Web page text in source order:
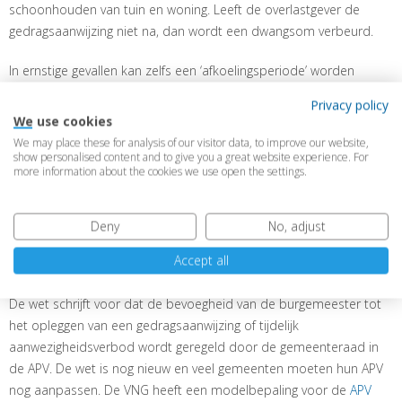
schoonhouden van tuin en woning. Leeft de overlastgever de
gedragsaanwijzing niet na, dan wordt een dwangsom verbeurd.
In ernstige gevallen kan zelfs een ‘afkoelingsperiode’ worden
kan de burgemeester zelf maatregelen treffen om de overlast
definitief te stoppen op kosten van de overlastgever. Bij ernstige
overlast door ‘Airbnb-verhuur' kan zo ook de verhurende
pandeigenaar of illegale verhuurder worden aangepakt. De
burgemeester toetsen, maar zal dat naar verwachting minder
streng doen dan bij sluiting van de woning of een definitieve
De wet schrijft voor dat de bevoegheid van de burgemeester tot
het opleggen van een gedragsaanwijzing of tijdelijk
aanwezigheidsverbod wordt geregeld door de gemeenteraad in
de APV. De wet is nog nieuw en veel gemeenten moeten hun APV
nog aanpassen. De VNG heeft een modelbepaling voor de APV
Privacy policy
We use cookies
We may place these for analysis of our visitor data, to improve our website,
show personalised content and to give you a great website experience. For
more information about the cookies we use open the settings.
Deny
No, adjust
Accept all